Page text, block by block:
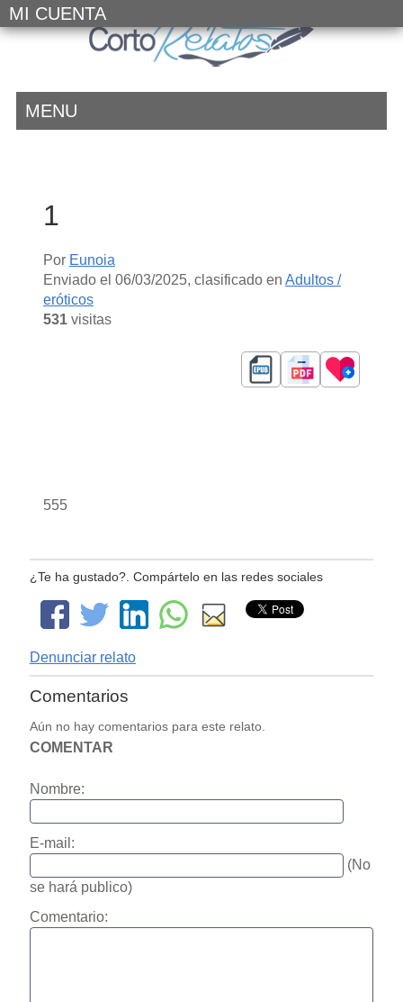
MI CUENTA
MENU
1
Por Eunoia
Enviado el 06/03/2025, clasificado en Adultos /
eróticos
531visitas
555
¿Te ha gustado?. Compártelo en las redes sociales
Denunciar relato
Comentarios
Aún no hay comentarios para este relato.
COMENTAR
Nombre:
E-mail:
(No
se hará publico)
Comentario: